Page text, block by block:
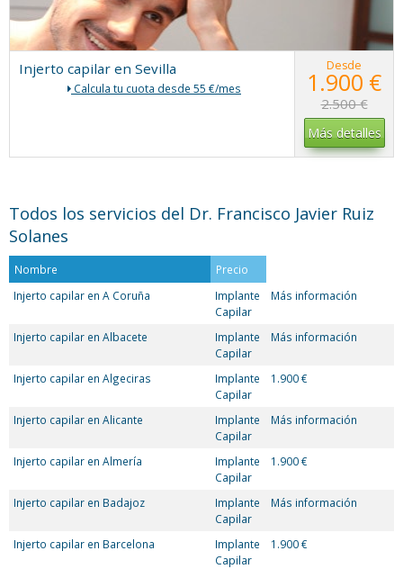
Injerto capilar en Sevilla
Calcula tu cuota desde 55 €/mes
Desde
1.900 €
2.500 €
Más detalles
Todos los servicios del Dr. Francisco Javier Ruiz
Solanes
Nombre
Precio
Injerto capilar en A Coruña
Implante
Capilar
Más información
Injerto capilar en Albacete
Implante
Capilar
Más información
Injerto capilar en Algeciras
Implante
Capilar
1.900 €
Injerto capilar en Alicante
Implante
Capilar
Más información
Injerto capilar en Almería
Implante
Capilar
1.900 €
Injerto capilar en Badajoz
Implante
Capilar
Más información
Injerto capilar en Barcelona
Implante
Capilar
1.900 €